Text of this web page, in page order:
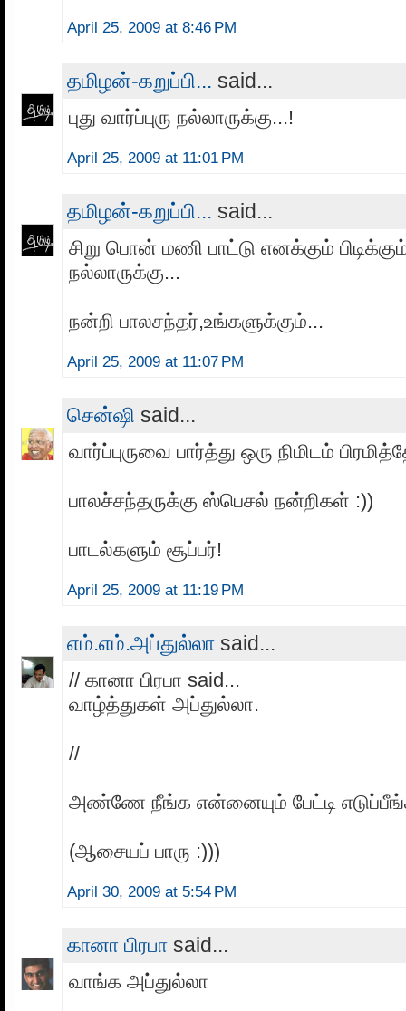
April 25, 2009 at 8:46 PM
தமிழன்-கறுப்பி... said...
புது வார்ப்புரு நல்லாருக்கு...!
April 25, 2009 at 11:01 PM
தமிழன்-கறுப்பி... said...
சிறு பொன் மணி பாட்டு எனக்கும்
நல்லாருக்கு...
நன்றி பாலசந்தர்,உங்களுக்கும்...
April 25, 2009 at 11:07 PM
சென்ஷி said...
வார்ப்புருவை பார்த்து ஒரு நிமிடம்
பாலச்சந்தருக்கு ஸ்பெசல் நன்றிகள் :))
பாடல்களும் சூப்பர்!
April 25, 2009 at 11:19 PM
எம்.எம்.அப்துல்லா said...
// கானா பிரபா said...
வாழ்த்துகள் அப்துல்லா.
//
அண்ணே நீங்க என்னையும் பேட்டி
(ஆசையப் பாரு :)))
April 30, 2009 at 5:54 PM
கானா பிரபா said...
வாங்க அப்துல்லா